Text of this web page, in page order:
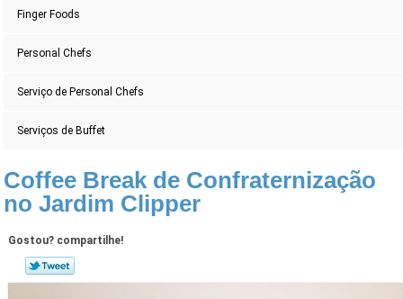
Finger Foods
Personal Chefs
Serviço de Personal Chefs
Serviços de Buffet
Coffee Break de Confraternização
no Jardim Clipper
Gostou? compartilhe!